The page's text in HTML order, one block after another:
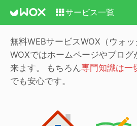
サービス一覧
無料WEBサービスWOX（ウォッ
WOXではホームページやブログ
来ます。
もちろん専門知識は一
でも安心です。